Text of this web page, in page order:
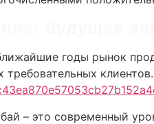
годы рынок
– это современный